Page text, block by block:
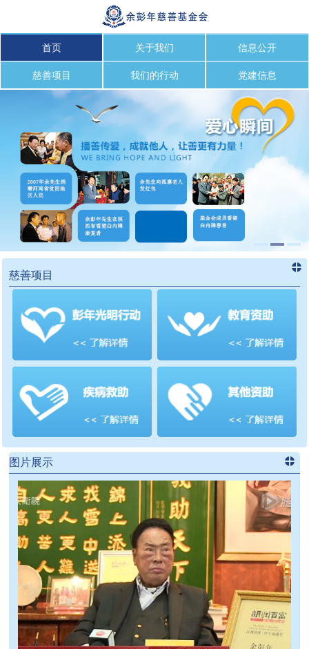
首页 关于我们 信息公开
慈善项目 我们的行动 党建信息
慈善项目
进入慈
>>
图片展示
建信息
频道